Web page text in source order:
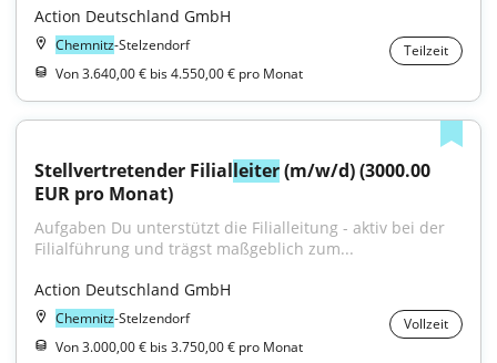
Action Deutschland GmbH
Chemnitz-Stelzendorf
Teilzeit
Von 3.640,00 € bis 4.550,00 € pro Monat
Stellvertretender Filialleiter (m/w/d) (3000.00
EUR pro Monat)
Aufgaben Du unterstützt die Filialleitung - aktiv bei der
Filialführung und trägst maßgeblich zum...
Action Deutschland GmbH
Chemnitz-Stelzendorf
Vollzeit
Von 3.000,00 € bis 3.750,00 € pro Monat